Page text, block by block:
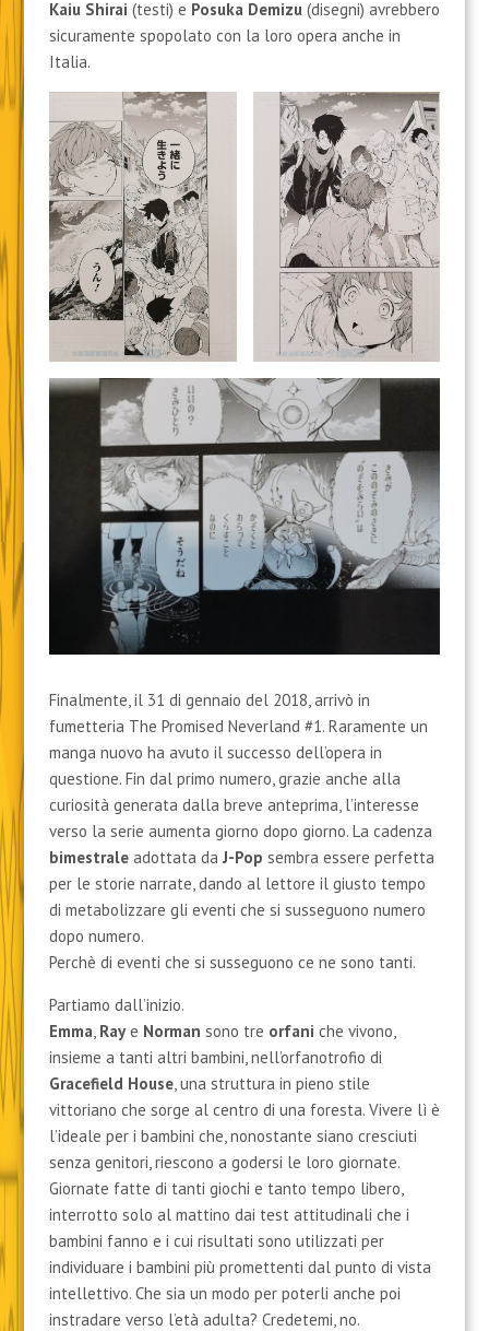
Kaiu Shirai (testi) e Posuka Demizu (disegni) avrebbero
sicuramente spopolato con la loro opera anche in
Italia.
Finalmente, il 31 di gennaio del 2018, arrivò in
fumetteria The Promised Neverland #1. Raramente un
manga nuovo ha avuto il successo dell’opera in
questione. Fin dal primo numero, grazie anche alla
curiosità generata dalla breve anteprima, l’interesse
verso la serie aumenta giorno dopo giorno. La cadenza
bimestraleadottata da J-Pop sembra essere perfetta
per le storie narrate, dando al lettore il giusto tempo
di metabolizzare gli eventi che si susseguono numero
dopo numero.
Perchè di eventi che si susseguono ce ne sono tanti.
Partiamo dall’inizio.
Emma Raye Norman sono tre orfani che vivono,
insieme a tanti altri bambini, nell’orfanotrofio di
Gracefield House, una struttura in pieno stile
vittoriano che sorge al centro di una foresta. Vivere lì è
l’ideale per i bambini che, nonostante siano cresciuti
senza genitori, riescono a godersi le loro giornate.
Giornate fatte di tanti giochi e tanto tempo libero,
interrotto solo al mattino dai test attitudinali che i
bambini fanno e i cui risultati sono utilizzati per
individuare i bambini più promettenti dal punto di vista
intellettivo. Che sia un modo per poterli anche poi
instradare verso l’età adulta? Credetemi, no.